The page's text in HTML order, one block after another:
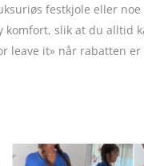
festkjole eller
slik at du alltid
leave it» når rabatten